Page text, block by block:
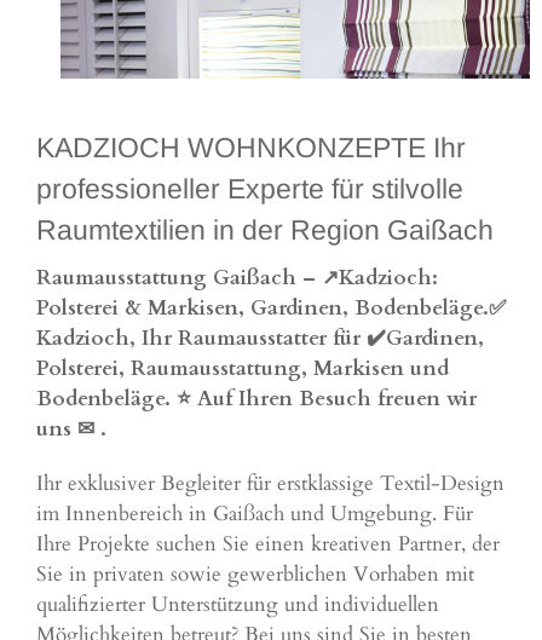
KADZIOCH WOHNKONZEPTE Ihr
professioneller Experte für stilvolle
Raumtextilien in der Region Gaißach
Raumausstattung Gaißach – ↗️Kadzioch:
Polsterei & Markisen, Gardinen, Bodenbeläge.✅
Kadzioch, Ihr Raumausstatter für ✔️Gardinen,
Polsterei, Raumausstattung, Markisen und
Bodenbeläge. ⭐ Auf Ihren Besuch freuen wir
uns ✉ .
Ihr exklusiver Begleiter für erstklassige Textil-Design
im Innenbereich in Gaißach und Umgebung. Für
Ihre Projekte suchen Sie einen kreativen Partner, der
Sie in privaten sowie gewerblichen Vorhaben mit
qualifizierter Unterstützung und individuellen
Möglichkeiten betreut? Bei uns sind Sie in besten